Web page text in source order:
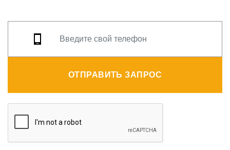
ОТПРАВИТЬ ЗАПРОС